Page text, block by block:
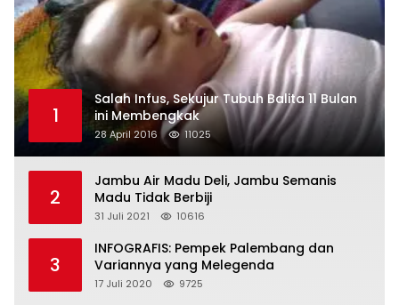
1
Salah Infus, Sekujur Tubuh Balita 11 Bulan
ini Membengkak
28 April 2016 11025
2
Jambu Air Madu Deli, Jambu Semanis
Madu Tidak Berbiji
31 Juli 2021 10616
3
INFOGRAFIS: Pempek Palembang dan
Variannya yang Melegenda
17 Juli 2020 9725